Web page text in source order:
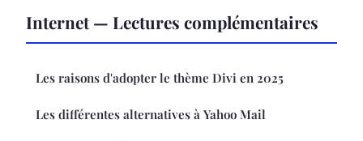
Internet — Lectures complémentaires
Les raisons d'adopter le thème Divi en 2025
Les différentes alternatives à Yahoo Mail